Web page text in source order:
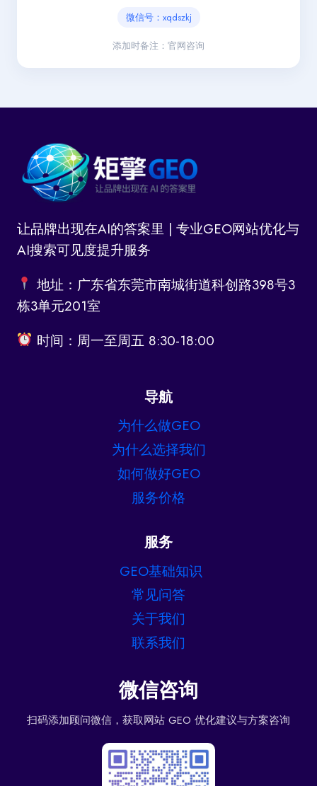
微信号：xqdszkj
添加时备注：官网咨询
让品牌出现在AI的答案里 | 专业GEO网站优化与
AI搜索可见度提升服务
地址：广东省东莞市南城街道科创路398号3
栋3单元201室
时间：周一至周五 8:30-18:00
导航
为什么做GEO
为什么选择我们
如何做好GEO
服务价格
服务
GEO基础知识
常见问答
关于我们
联系我们
微信咨询
扫码添加顾问微信，获取网站 GEO 优化建议与方案咨询